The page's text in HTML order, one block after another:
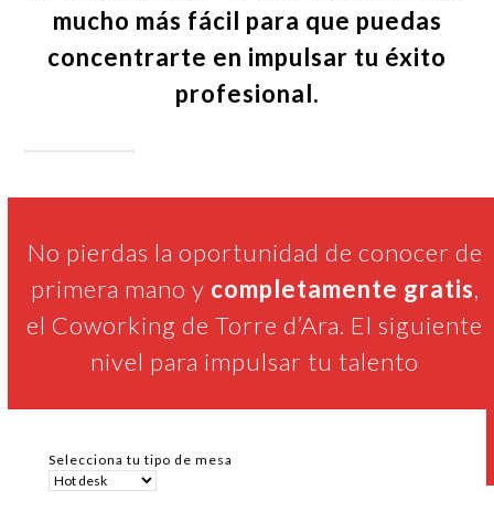
mucho más fácil para que puedas
concentrarte en impulsar tu éxito
profesional.
No pierdas la oportunidad de conocer de
primera mano y completamente gratis,
el Coworking de Torre d’Ara. El siguiente
nivel para impulsar tu talento
Selecciona tu tipo de mesa